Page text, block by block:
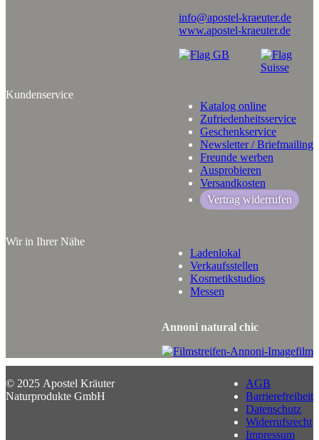
info@apostel-kraeuter.de
www.apostel-kraeuter.de
Kundenservice
Katalog online
Zufriedenheitsservice
Geschenkservice
Newsletter / Briefmailing
Freunde werben
Ausprobieren
Versandkosten
Vertrag widerrufen
Wir in Ihrer Nähe
Ladenlokal
Verkaufsstellen
Kosmetikstudios
Messen
Annoni natural chic
© 2025 Apostel Kräuter
Naturprodukte GmbH
AGB
Barrierefreiheit
Datenschutz
Widerrufsrecht
Impressum